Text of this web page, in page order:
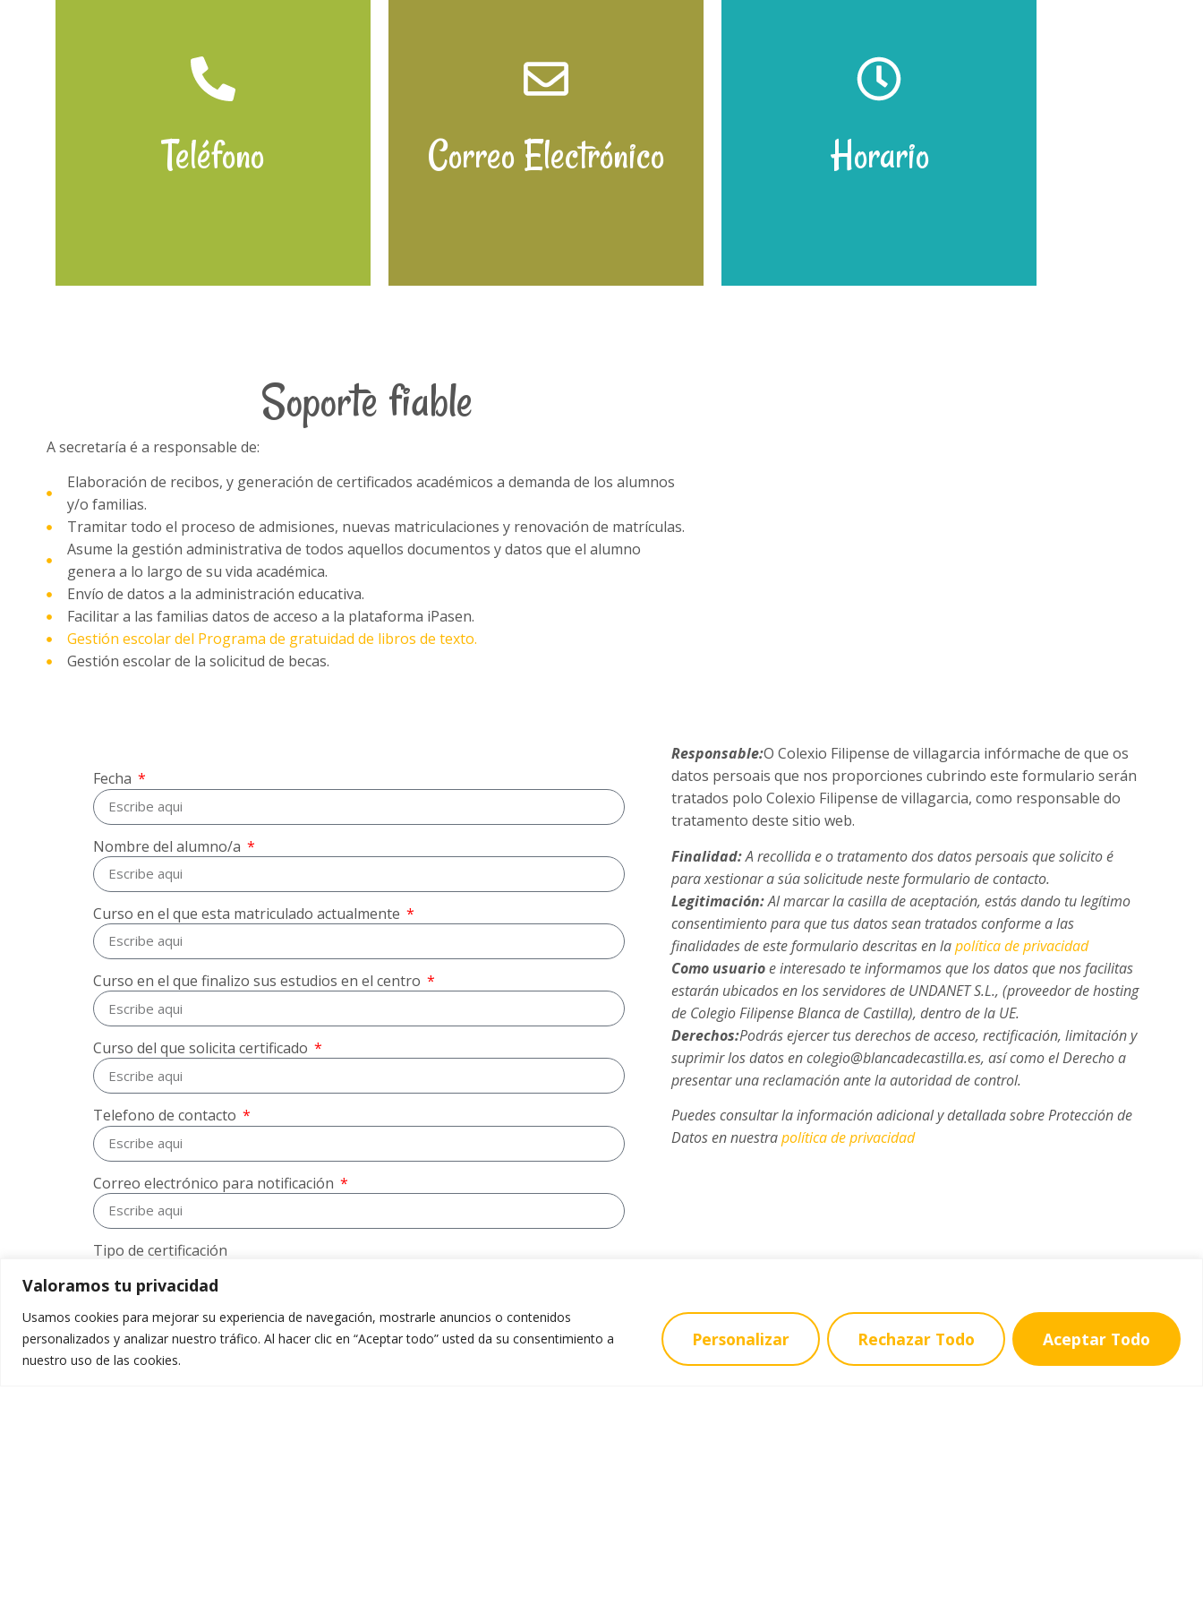
Valoramos tu privacidad
Usamos cookies para mejorar su experiencia de navegación, mostrarle anuncios o contenidos
personalizados y analizar nuestro tráfico. Al hacer clic en “Aceptar todo” usted da su consentimiento a
nuestro uso de las cookies.
Personalizar Rechazar Todo Aceptar Todo
Teléfono Correo Electrónico Horario
Soporte fiable
A secretaría é a responsable de:
Elaboración de recibos, y generación de certificados académicos a demanda de los alumnos
y/o familias.
Tramitar todo el proceso de admisiones, nuevas matriculaciones y renovación de matrículas.
Asume la gestión administrativa de todos aquellos documentos y datos que el alumno
genera a lo largo de su vida académica.
Envío de datos a la administración educativa.
Facilitar a las familias datos de acceso a la plataforma iPasen.
Gestión escolar del Programa de gratuidad de libros de texto.
Gestión escolar de la solicitud de becas.
Fecha
Nombre del alumno/a
Curso en el que esta matriculado actualmente
Curso en el que finalizo sus estudios en el centro
Curso del que solicita certificado
Telefono de contacto
Correo electrónico para notificación
Tipo de certificación
Académico
Administración
Observaciones
Responsable:O Colexio Filipense de villagarcia infórmache de que os
datos persoais que nos proporciones cubrindo este formulario serán
tratados polo Colexio Filipense de villagarcia, como responsable do
tratamento deste sitio web.
Finalidad:A recollida e o tratamento dos datos persoais que solicito é
para xestionar a súa solicitude neste formulario de contacto.
Legitimación:Al marcar la casilla de aceptación, estás dando tu legítimo
consentimiento para que tus datos sean tratados conforme a las
finalidades de este formulario descritas en lapolítica de privacidad
Como usuarioe interesado te informamos que los datos que nos facilitas
estarán ubicados en los servidores de UNDANET S.L., (proveedor de hosting
de Colegio Filipense Blanca de Castilla), dentro de la UE.
Derechos:Podrás ejercer tus derechos de acceso, rectificación, limitación y
suprimir los datos encolegio@blancadecastilla.es, así como el Derecho a
presentar una reclamación ante la autoridad de control.
Puedes consultar la información adicional y detallada sobre Protección de
Datos en nuestrapolítica de privacidad